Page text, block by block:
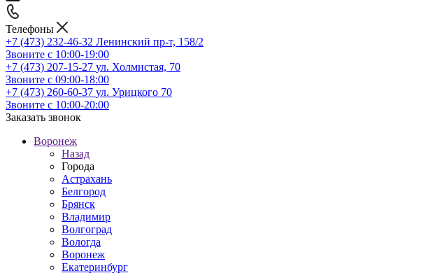
Телефоны
+7 (473) 232-46-32 Ленинский пр-т, 158/2
Звоните с 10:00-19:00
+7 (473) 207-15-27 ул. Холмистая, 70
Звоните с 09:00-18:00
+7 (473) 260-60-37 ул. Урицкого 70
Звоните с 10:00-20:00
Заказать звонок
Воронеж
Назад
Города
Астрахань
Белгород
Брянск
Владимир
Волгоград
Вологда
Воронеж
Екатеринбург